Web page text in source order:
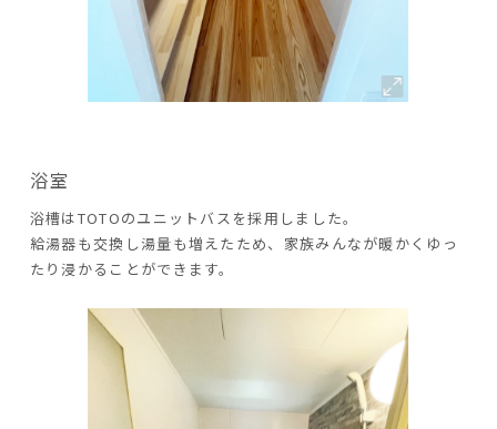
浴室
浴槽はTOTOのユニットバスを採用しました。
給湯器も交換し湯量も増えたため、家族みんなが暖かくゆっ
たり浸かることができます。